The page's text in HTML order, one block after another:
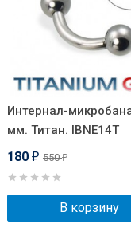
Интернал-
мм. Титан. IBNE14T
180 ₽ 550₽
В корзину